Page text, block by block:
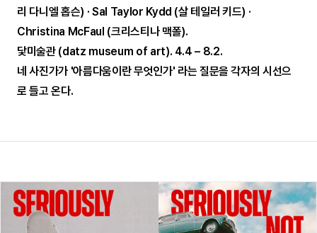
리 다니엘 홉슨) · Sal Taylor Kydd (살 테일러 키드) ·
Christina McFaul (크리스티나 맥폴).
닻미술관 (datz museum of art). 4.4 – 8.2.
네 사진가가 '아름다움이란 무엇인가' 라는 질문을 각자의 시선으
로 들고 온다.